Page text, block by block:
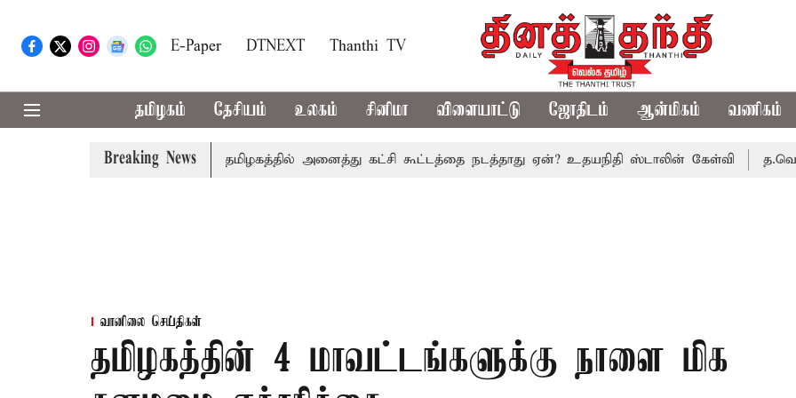
E-Paper DTNEXT Thanthi TV
தமிழகம் தேசியம் உலகம் சினிமா விளையாட்டு ஜோதிடம் ஆன்மிகம் வணிகம்
Breaking News
காவிரி விவகாரம்: தமிழகத்தில் அனைத்து கட்சி கூட்டத்தை நடத்தாது ஏன்? உதயநிதி ஸ்டாலின் கேள்வி த.வெ.க.
வானிலை செய்திகள்
தமிழகத்தின் 4 மாவட்டங்களுக்கு நாளை மிக